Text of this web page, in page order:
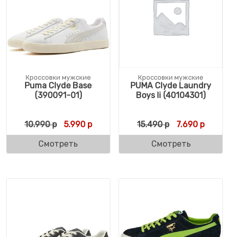
Кроссовки мужские
Puma Clyde Base
(390091-01)
10.990р Первоначальная цена составляла 10.990
5.990рТекущая цена: 5.990 р.
Смотреть
Кроссовки мужские
PUMA Clyde Laundry
Boys Ii (40104301)
15.490р 7.690 р
Смотреть